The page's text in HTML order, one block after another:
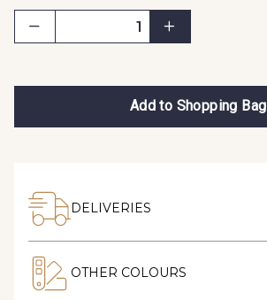
Add to Shopping Bag
DELIVERIES
OTHER COLOURS